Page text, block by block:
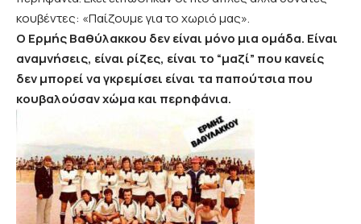
κουβέντες: «Παίζουμε για το χωριό μας».
Ο Ερμής Βαθύλακκου δεν είναι μόνο μια ομάδα. Είναι
αναμνήσεις, είναι ρίζες, είναι το “μαζί” που κανείς
δεν μπορεί να γκρεμίσει είναι τα παπούτσια που
κουβαλούσαν χώμα και περηφάνια.